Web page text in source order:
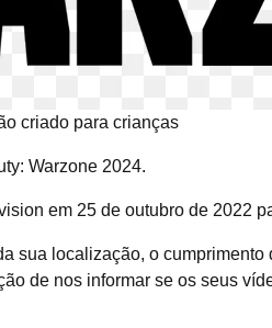
criado para crianças
Warzone 2024.
em 25 de outubro de 2022
sua localização, o
de nos informar se os seus